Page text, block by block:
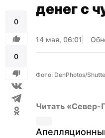
0
0
денег с
14 мая, 06:01
Фото: DenPhotos/
Читать «Север-